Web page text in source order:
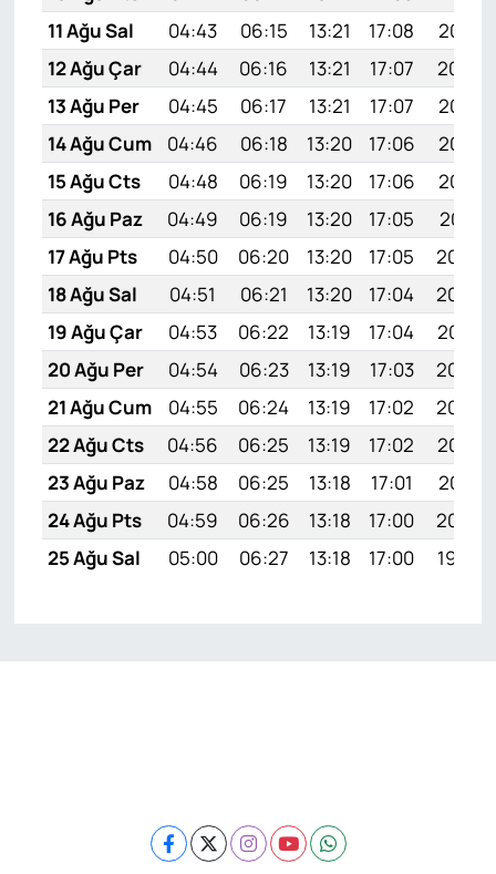
11 Ağu Sal
04:43 06:15 13:21 17:08
20:17
12 Ağu Çar
04:44 06:16 13:21 17:07
20:16
13 Ağu Per
04:45 06:17 13:21 17:07
20:14
14 Ağu Cum
04:46 06:18 13:20 17:06
20:13
15 Ağu Cts
04:48 06:19 13:20 17:06
20:12
16 Ağu Paz
04:49 06:19 13:20 17:05
20:11
17 Ağu Pts
04:50 06:20 13:20 17:05
20:09
18 Ağu Sal
04:51 06:21 13:20 17:04
20:08
19 Ağu Çar
04:53 06:22 13:19 17:04
20:07
20 Ağu Per
04:54 06:23 13:19 17:03
20:05
21 Ağu Cum
04:55 06:24 13:19 17:02
20:04
22 Ağu Cts
04:56 06:25 13:19 17:02
20:03
23 Ağu Paz
04:58 06:25 13:18 17:01
20:01
24 Ağu Pts
04:59 06:26 13:18 17:00
20:00
25 Ağu Sal
05:00 06:27 13:18 17:00 19:58